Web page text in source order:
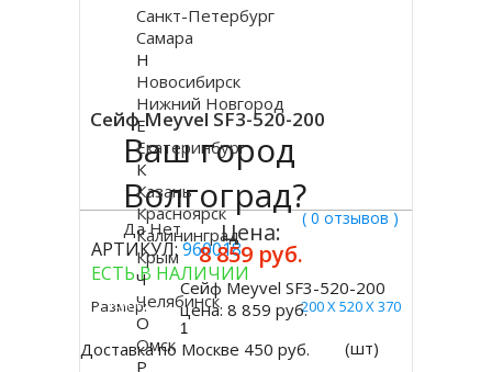
Сейф Meyvel SF3-520-200
( 0 отзывов )
АРТИКУЛ:960018
ЕСТЬ В НАЛИЧИИ
Размер: 200 Х 520 Х 370
Доставка по Москве 450 руб.
Цена:
8 859 руб.
Купить
Сейф Meyvel SF3-520-200
цена:8 859 руб.
(шт)
Ваш город
Волгоград?
Да Нет
Санкт-Петербург
Самара
Н
Новосибирск
Нижний Новгород
Е
Екатеринбург
К
Казань
Красноярск
Калининград
Крым
Ч
Челябинск
О
Омск
Р